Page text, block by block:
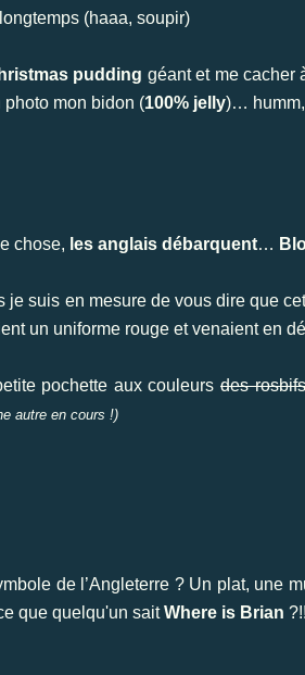
(haaa, soupir)
pudding géant et me cacher
mon bidon (100% jelly)… humm,
chose, les anglais débarquent…
je suis en mesure de vous dire que
un uniforme rouge et venaient en
pochette aux couleurs des rosbifs
autre en cours !)
de l’Angleterre ? Un plat, une
que quelqu'un saitWhere is Brian